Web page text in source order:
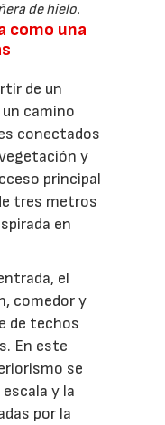
de hielo.
como una
de un
camino
conectados
y
principal
tres metros
en
el
comedor y
de techos
En este
se
y la
por la